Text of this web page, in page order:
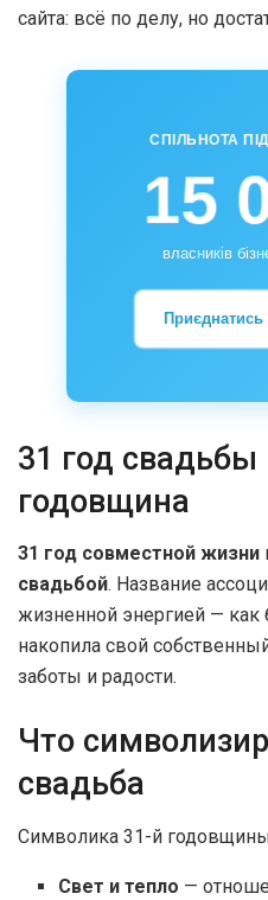
сайта: всё по делу, но
СПІЛЬНОТА
15
власників
31 год свадьбы
годовщина
31 год совместной жизни
свадьбой. Название
жизненной энергией — как
накопила свой
заботы и радости.
Что
свадьба
Символика 31-й
Свет и тепло —